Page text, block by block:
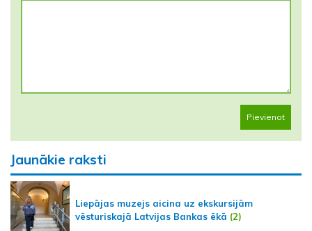
Pievienot
Jaunākie raksti
Liepājas muzejs aicina uz ekskursijām
vēsturiskajā Latvijas Bankas ēkā (2)